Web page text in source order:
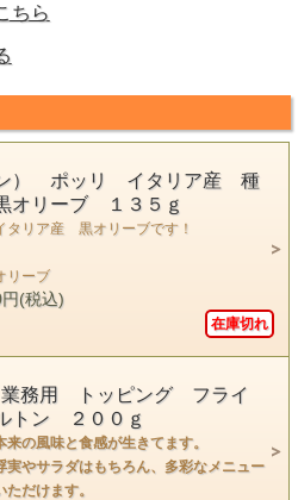
ちら
） ポッリ イタリア産 種
オリーブ １３５ｇ
リア産 黒オリーブです！
リーブ
(税込)
在庫切れ
務用 トッピング フライ
トン ２００ｇ
来の風味と食感が生きてます。
実やサラダはもちろん、多彩なメニュー
ただけます。